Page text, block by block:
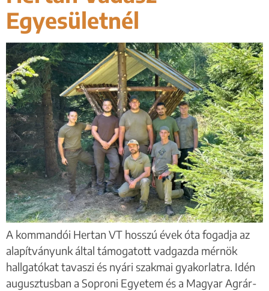
Egyesületnél
A kommandói Hertan VT hosszú évek óta fogadja az
alapítványunk által támogatott vadgazda mérnök
hallgatókat tavaszi és nyári szakmai gyakorlatra. Idén
augusztusban a Soproni Egyetem és a Magyar Agrár-